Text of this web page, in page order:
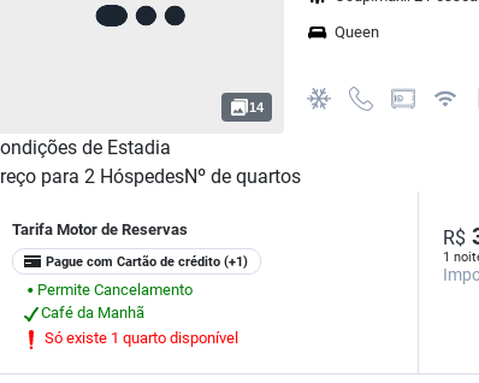
14
Queen
de Estadia
para 2 HóspedesNº de quartos
Tarifa Motor de Reservas
Pague com Cartão de crédito (+1)
⬤
Permite Cancelamento
Café da Manhã
Só existe 1 quarto disponível
1
R$